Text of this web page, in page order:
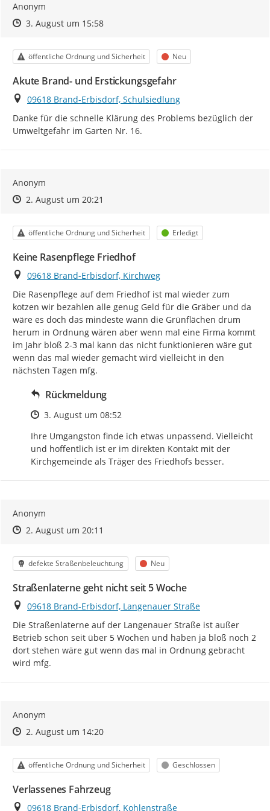
Anonym
Zeitpunkt des Erstellens
Zeitpunkt des Erstellens
3. August um 15:58Zur Äußerung
Kategorie
öffentliche Ordnung und Sicherheit Status
Neu
Akute Brand- und Erstickungsgefahr
Ort
09618 Brand-Erbisdorf, Schulsiedlung
Danke für die schnelle Klärung des Problems bezüglich der
Umweltgefahr im Garten Nr. 16.
Anonym
Zeitpunkt des Erstellens
Zeitpunkt des Erstellens
2. August um 20:21
Kategorie
öffentliche Ordnung und Sicherheit Status
Erledigt
Keine Rasenpflege Friedhof
Ort
09618 Brand-Erbisdorf, Kirchweg
Die Rasenpflege auf dem Friedhof ist mal wieder zum
kotzen wir bezahlen alle genug Geld für die Gräber und da
wäre es doch das mindeste wann die Grünflächen drum
herum in Ordnung wären aber wenn mal eine Firma kommt
im Jahr bloß 2-3 mal kann das nicht funktionieren wäre gut
wenn das mal wieder gemacht wird vielleicht in den
nächsten Tagen mfg.
Rückmeldung
Zeitpunkt des Erstellens
3. August um 08:52
Ihre Umgangston finde ich etwas unpassend. Vielleicht
und hoffentlich ist er im direkten Kontakt mit der
Kirchgemeinde als Träger des Friedhofs besser.
Anonym
Zeitpunkt des Erstellens
Zeitpunkt des Erstellens
2. August um 20:11
Kategorie
defekte Straßenbeleuchtung Status
Neu
Straßenlaterne geht nicht seit 5 Woche
Ort
09618 Brand-Erbisdorf, Langenauer Straße
Die Straßenlaterne auf der Langenauer Straße ist außer
Betrieb schon seit über 5 Wochen und haben ja bloß noch 2
dort stehen wäre gut wenn das mal in Ordnung gebracht
wird mfg.
Anonym
Zeitpunkt des Erstellens
Zeitpunkt des Erstellens
2. August um 14:20Zur Äußerung
Kategorie
öffentliche Ordnung und Sicherheit Status
Geschlossen
Verlassenes Fahrzeug
Ort
09618 Brand-Erbisdorf, Kohlenstraße